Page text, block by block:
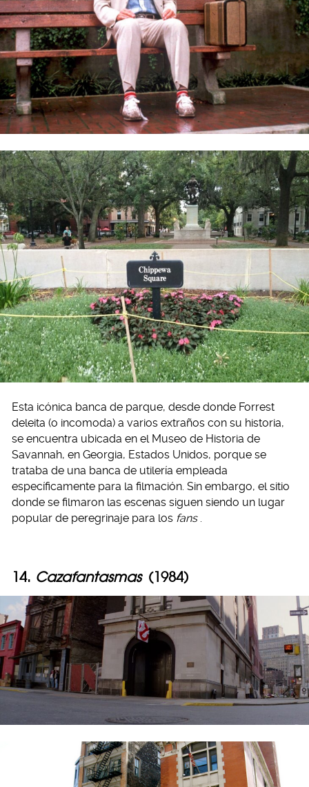
Esta icónica banca de parque, desde donde Forrest
deleita (o incomoda) a varios extraños con su historia,
se encuentra ubicada en el Museo de Historia de
Savannah, en Georgia, Estados Unidos, porque se
trataba de una banca de utilería empleada
específicamente para la filmación. Sin embargo, el sitio
donde se filmaron las escenas siguen siendo un lugar
popular de peregrinaje para los fans .
14. Cazafantasmas (1984)